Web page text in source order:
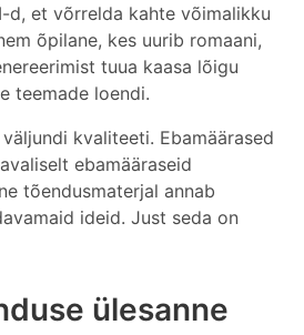
d, et võrrelda kahte võimalikku
õpilane, kes uurib romaani,
tuua kaasa lõigu
teemade loendi.
kvaliteeti. Ebamäärased
ebamääraseid
tõendusmaterjal annab
ideid. Just seda on
ülesanne